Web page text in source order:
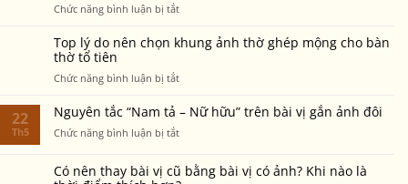
phụng?
cấm
Ngọ
văn
Việt
Nguyễn
Thương
đồ
mộc
Đồng
Chức năng bình luận bị tắtở
mẫu
khung
thờ
trang
nghiêm
mọi
không
Top lý do nên chọn khung ảnh thờ ghép mộng cho bàn
thờ tổ tiên
Chức năng bình luận bị tắtở
nên
khung
22
Th5
Nguyên tắc “Nam tả – Nữ hữu” trên bài vị gắn ảnh đôi
Chức năng bình luận bị tắtở
tắc
“Nam
Có nên thay bài vị cũ bằng bài vị có ảnh? Khi nào là